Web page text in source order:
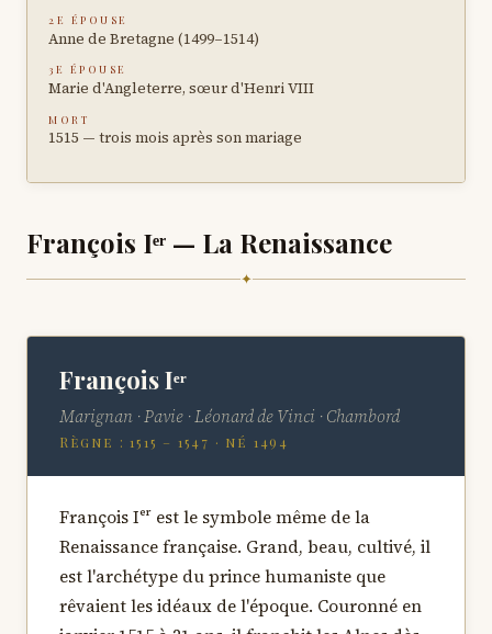
2E ÉPOUSE
Anne de Bretagne (1499–1514)
3E ÉPOUSE
Marie d'Angleterre, sœur d'Henri VIII
MORT
1515 — trois mois après son mariage
François Iᵉʳ — La Renaissance
✦
François Iᵉʳ
Marignan · Pavie · Léonard de Vinci · Chambord
Règne : 1515 – 1547 · né 1494
François Iᵉʳ est le symbole même de la
Renaissance française. Grand, beau, cultivé, il
est l'archétype du prince humaniste que
rêvaient les idéaux de l'époque. Couronné en